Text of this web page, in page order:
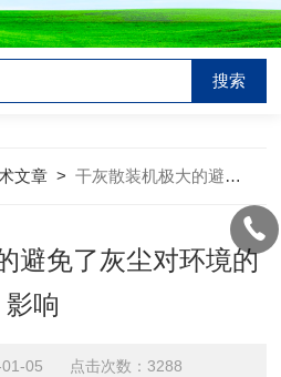
文章 >干灰散装机极大的避免了灰尘对环境的影响
避免了灰尘对环境的
影响
01-05 点击次数：3288